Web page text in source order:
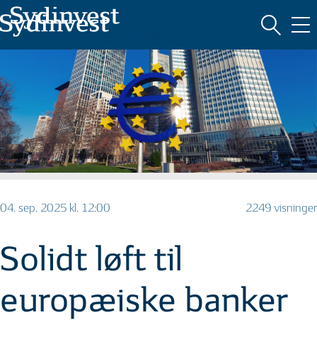
MARKEDSFØRINGSMATERIALE
04. sep. 2025 kl. 12:00 2249 visninger
Solidt løft til
europæiske banker